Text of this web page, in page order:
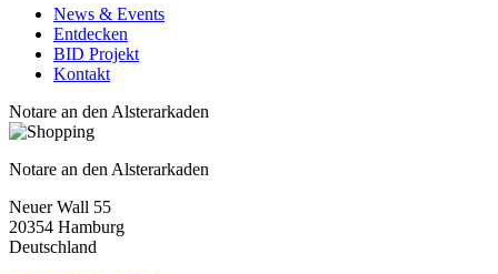
News & Events
Entdecken
BID Projekt
Kontakt
Notare an den Alsterarkaden
Notare an den Alsterarkaden
Neuer Wall 55
20354 Hamburg
Deutschland